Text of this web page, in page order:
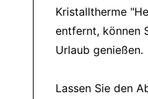
Kristalltherme
entfernt, können
Urlaub genießen.
Lassen Sie den